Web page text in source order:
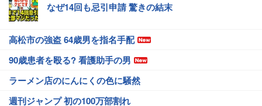
なぜ14回も忌引申請 驚きの結末
高松市の強盗 64歳男を指名手配
90歳患者を殴る? 看護助手の男
ラーメン店のにんにくの色に騒然
週刊ジャンプ 初の100万部割れ